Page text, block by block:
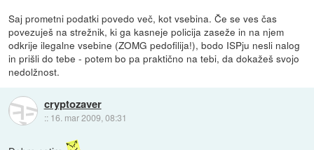
Saj prometni podatki povedo več, kot vsebina. Če se ves čas
povezuješ na strežnik, ki ga kasneje policija zaseže in na njem
odkrije ilegalne vsebine (ZOMG pedofilija!), bodo ISPju nesli nalog
in prišli do tebe - potem bo pa praktično na tebi, da dokažeš svojo
nedolžnost.
cryptozaver
:: 16. mar 2009, 08:31